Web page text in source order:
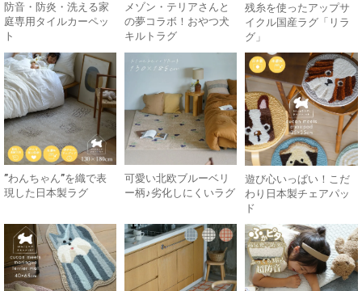
防音・防炎・洗える家
庭専用タイルカーペッ
ト
メゾン・テリアさんと
の夢コラボ！おやつ犬
キルトラグ
残糸を使ったアップサ
イクル国産ラグ「リラ
グ」
”わんちゃん”を織で表
現した日本製ラグ
可愛い北欧ブルーベリ
ー柄♪劣化しにくいラグ
遊び心いっぱい！こだ
わり日本製チェアパッ
ド